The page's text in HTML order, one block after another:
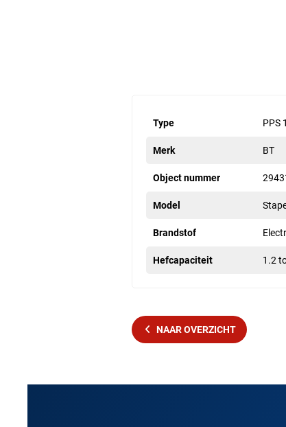
Type PPS
Merk BT
Object nummer
Model
Brandstof
Hefcapaciteit 1.2
NAAR OVERZICHT